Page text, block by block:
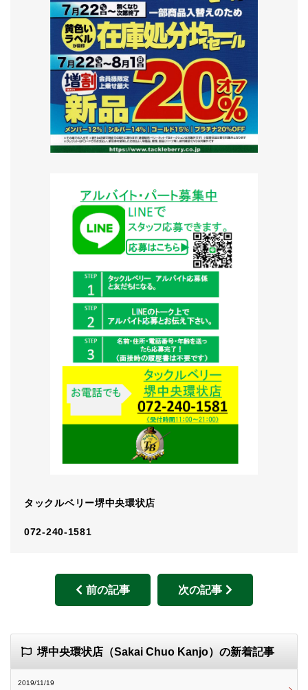
タックルベリー堺中央環状店
072-240-1581
前の記事 次の記事
堺中央環状店（Sakai Chuo Kanjo）の新着記事
2019/11/19